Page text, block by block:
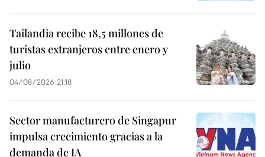
Tailandia recibe 18,5 millones de
turistas extranjeros entre enero y
julio
04/08/2026 21:18
Sector manufacturero de Singapur
impulsa crecimiento gracias a la
demanda de IA